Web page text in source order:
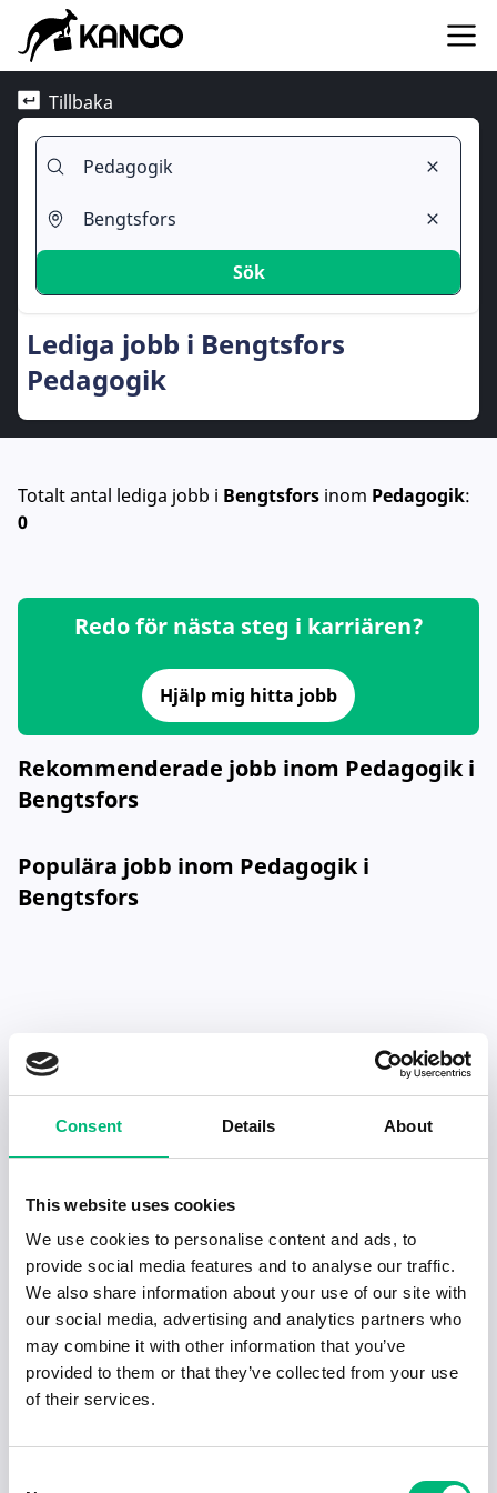
Consent Details About
This website uses cookies
We use cookies to personalise content and ads, to
provide social media features and to analyse our traffic.
We also share information about your use of our site with
our social media, advertising and analytics partners who
may combine it with other information that you’ve
provided to them or that they’ve collected from your use
of their services.
Tillbaka
Sök
Lediga jobb i Bengtsfors
Pedagogik
Totalt antal lediga jobb i Bengtsfors inom Pedagogik:
0
Redo för nästa steg i karriären?
Hjälp mig hitta jobb
Rekommenderade jobb inom Pedagogik i
Bengtsfors
Populära jobb inom Pedagogik i
Bengtsfors
Senaste publiceringarna i Jobbnytt
Visa fler artiklar